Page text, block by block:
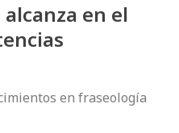
en el
en fraseología